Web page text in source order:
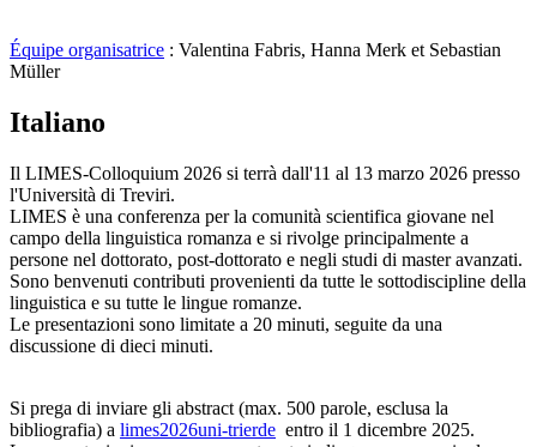
Équipe organisatrice : Valentina Fabris, Hanna Merk et Sebastian
Müller
Italiano
Il LIMES-Colloquium 2026 si terrà dall'11 al 13 marzo 2026 presso
l'Università di Treviri.
LIMES è una conferenza per la comunità scientifica giovane nel
campo della linguistica romanza e si rivolge principalmente a
persone nel dottorato, post-dottorato e negli studi di master avanzati.
Sono benvenuti contributi provenienti da tutte le sottodiscipline della
linguistica e su tutte le lingue romanze.
Le presentazioni sono limitate a 20 minuti, seguite da una
discussione di dieci minuti.
Si prega di inviare gli abstract (max. 500 parole, esclusa la
bibliografia) a limes2026uni-trierde entro il 1 dicembre 2025.